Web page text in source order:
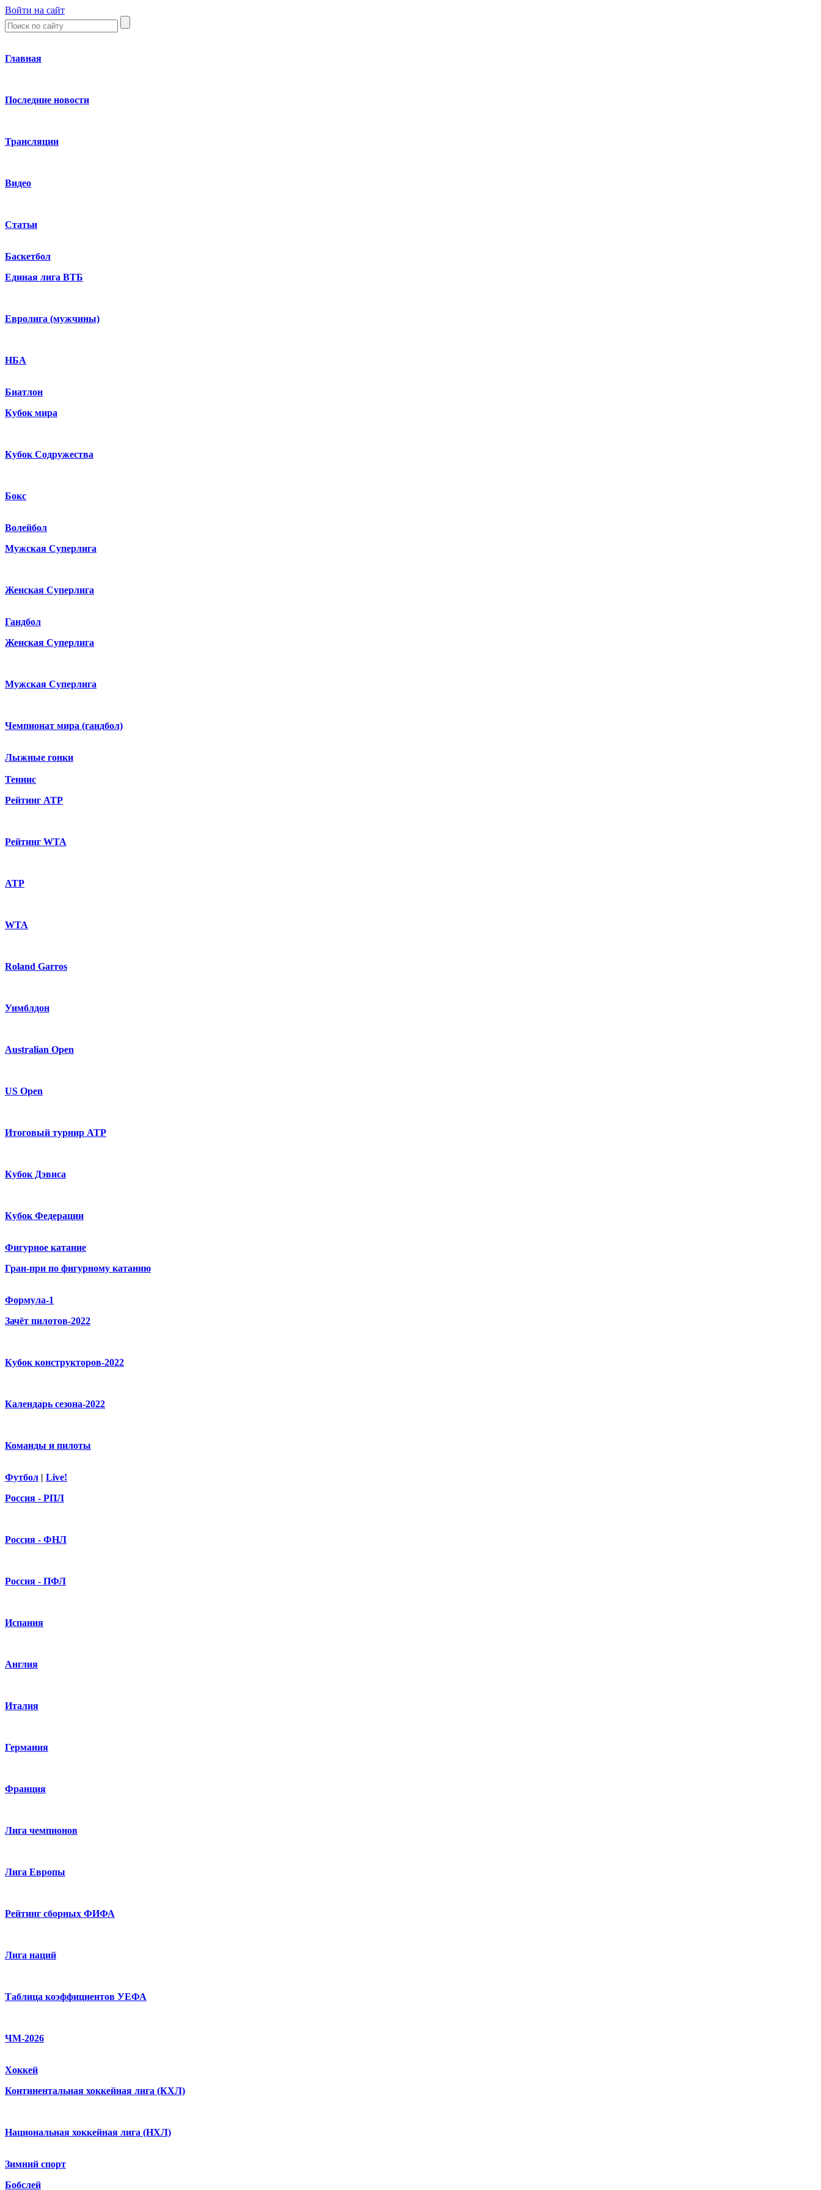
Войти на сайт
Главная
Последние новости
Трансляции
Видео
Статьи
Баскетбол
Единая лига ВТБ
Евролига (мужчины)
НБА
Биатлон
Кубок мира
Кубок Содружества
Бокс
Волейбол
Мужская Суперлига
Женская Суперлига
Гандбол
Женская Суперлига
Мужская Суперлига
Чемпионат мира (гандбол)
Лыжные гонки
Теннис
Рейтинг ATP
Рейтинг WTA
ATP
WTA
Roland Garros
Уимблдон
Australian Open
US Open
Итоговый турнир ATP
Кубок Дэвиса
Кубок Федерации
Фигурное катание
Гран-при по фигурному катанию
Формула-1
Зачёт пилотов-2022
Кубок конструкторов-2022
Календарь сезона-2022
Команды и пилоты
Футбол | Live!
Россия - РПЛ
Россия - ФНЛ
Россия - ПФЛ
Испания
Англия
Италия
Германия
Франция
Лига чемпионов
Лига Европы
Рейтинг сборных ФИФА
Лига наций
Таблица коэффициентов УЕФА
ЧМ-2026
Хоккей
Континентальная хоккейная лига (КХЛ)
Национальная хоккейная лига (НХЛ)
Зимний спорт
Бобслей